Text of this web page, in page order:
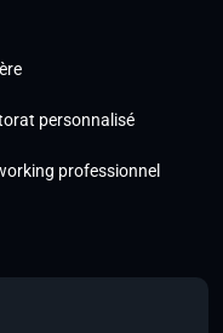
personnalisé
professionnel